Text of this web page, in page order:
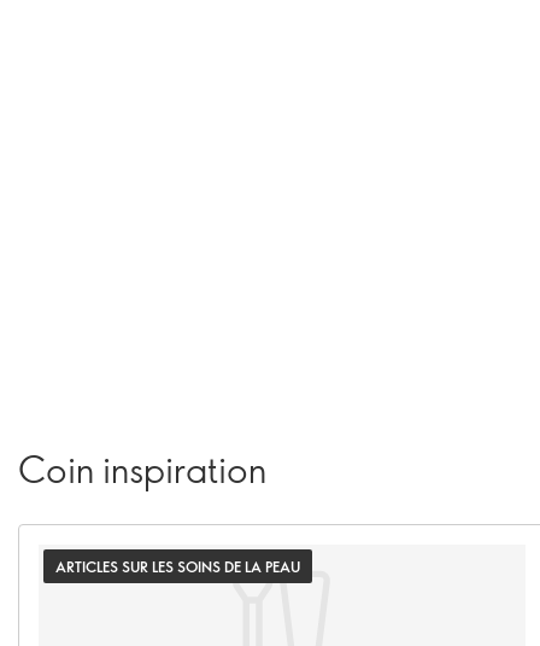
Coin inspiration
ARTICLES SUR LES SOINS DE LA PEAU